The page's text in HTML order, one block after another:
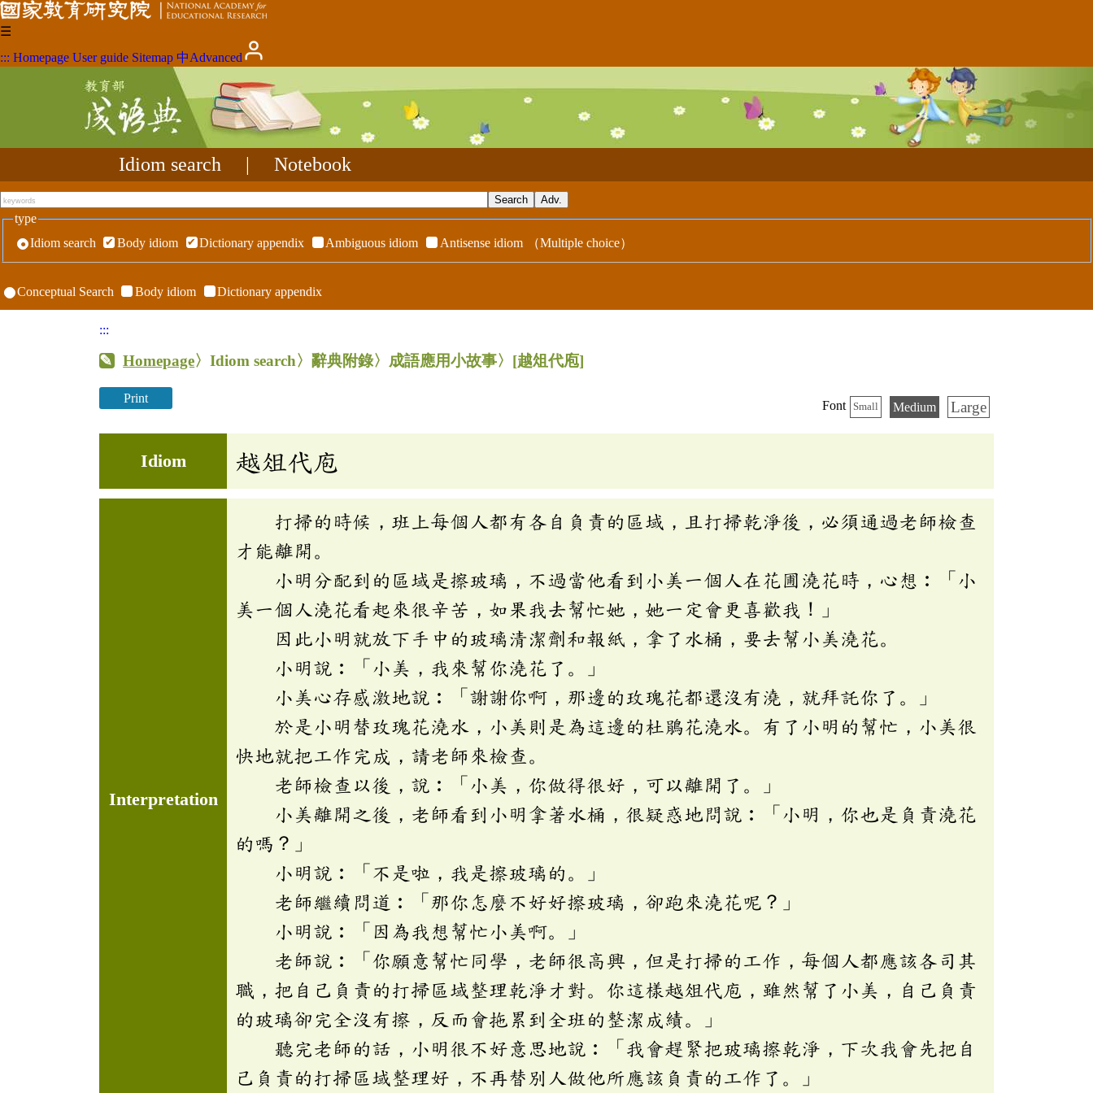
☰
::: Homepage User guide Sitemap 中Advanced
Idiom search Notebook
type
Idiom search
Body idiom Dictionary appendix Ambiguous idiom Antisense idiom （Multiple choice）
Conceptual Search Body idiom Dictionary appendix
:::
Homepage〉Idiom search〉辭典附錄〉成語應用小故事〉 [越俎代庖]
Print
Font Small Medium Large
Idiom 越俎代庖
Interpretation
打掃的時候，班上每個人都有各自負責的區域，且打掃乾淨後，必須通過老師檢查
才能離開。
小明分配到的區域是擦玻璃，不過當他看到小美一個人在花圃澆花時，心想︰「小
美一個人澆花看起來很辛苦，如果我去幫忙她，她一定會更喜歡我！」
因此小明就放下手中的玻璃清潔劑和報紙，拿了水桶，要去幫小美澆花。
小明說︰「小美，我來幫你澆花了。」
小美心存感激地說︰「謝謝你啊，那邊的玫瑰花都還沒有澆，就拜託你了。」
於是小明替玫瑰花澆水，小美則是為這邊的杜鵑花澆水。有了小明的幫忙，小美很
快地就把工作完成，請老師來檢查。
老師檢查以後，說︰「小美，你做得很好，可以離開了。」
小美離開之後，老師看到小明拿著水桶，很疑惑地問說︰「小明，你也是負責澆花
的嗎？」
小明說︰「不是啦，我是擦玻璃的。」
老師繼續問道︰「那你怎麼不好好擦玻璃，卻跑來澆花呢？」
小明說︰「因為我想幫忙小美啊。」
老師說︰「你願意幫忙同學，老師很高興，但是打掃的工作，每個人都應該各司其
職，把自己負責的打掃區域整理乾淨才對。你這樣越俎代庖，雖然幫了小美，自己負責
的玻璃卻完全沒有擦，反而會拖累到全班的整潔成績。」
聽完老師的話，小明很不好意思地說︰「我會趕緊把玻璃擦乾淨，下次我會先把自
己負責的打掃區域整理好，不再替別人做他所應該負責的工作了。」